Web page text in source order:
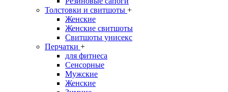
Толстовки и свитшоты +
Женские
Женские свитшоты
Свитшоты унисекс
Перчатки +
для фитнеса
Сенсорные
Мужские
Женские